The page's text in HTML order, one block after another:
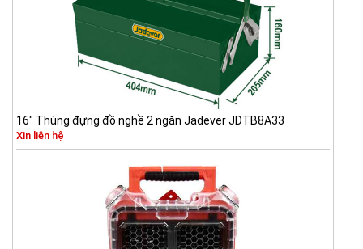
16" Thùng đựng đồ nghề 2 ngăn Jadever JDTB8A33
Xin liên hệ